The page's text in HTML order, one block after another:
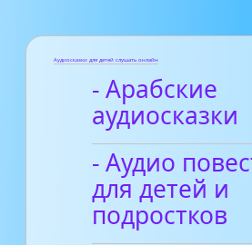
Аудиосказки для детей слушать онлайн
- Арабские
аудиосказки
- Аудио
для детей и
подростков